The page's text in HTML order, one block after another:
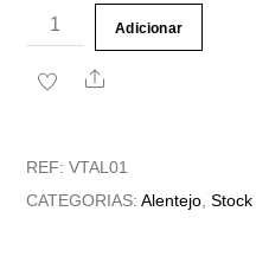
Quantidade
de
Vinho
Adicionar
Share
REF:VTAL01
CATEGORIAS:Alentejo,